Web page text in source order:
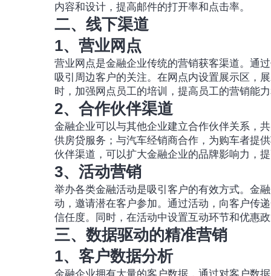
内容和设计，提高邮件的打开率和点击率。
二、线下渠道
1、营业网点
营业网点是金融企业传统的营销获客渠道。通
吸引周边客户的关注。在网点内设置展示区，
时，加强网点员工的培训，提高员工的营销能
2、合作伙伴渠道
金融企业可以与其他企业建立合作伙伴关系，
供房贷服务；与汽车经销商合作，为购车者提
伙伴渠道，可以扩大金融企业的品牌影响力，
3、活动营销
举办各类金融活动是吸引客户的有效方式。金
动，邀请潜在客户参加。通过活动，向客户传
信任度。同时，在活动中设置互动环节和优惠
三、数据驱动的精准营销
1、客户数据分析
金融企业拥有大量的客户数据，通过对客户数